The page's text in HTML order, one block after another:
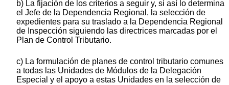
b) La fijación de los criterios a seguir y, si así lo determina
el Jefe de la Dependencia Regional, la selección de
expedientes para su traslado a la Dependencia Regional
de Inspección siguiendo las directrices marcadas por el
Plan de Control Tributario.
c) La formulación de planes de control tributario comunes
a todas las Unidades de Módulos de la Delegación
Especial y el apoyo a estas Unidades en la selección de